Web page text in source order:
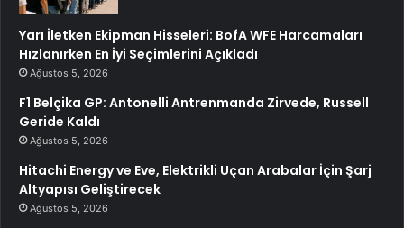
Yarı İletken Ekipman Hisseleri: BofA WFE Harcamaları
Hızlanırken En İyi Seçimlerini Açıkladı
Ağustos 5, 2026
F1 Belçika GP: Antonelli Antrenmanda Zirvede, Russell
Geride Kaldı
Ağustos 5, 2026
Hitachi Energy ve Eve, Elektrikli Uçan Arabalar İçin Şarj
Altyapısı Geliştirecek
Ağustos 5, 2026